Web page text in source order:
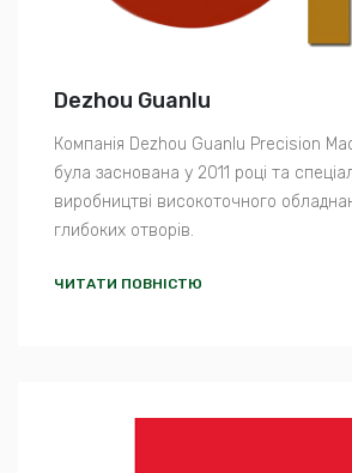
Dezhou Guanlu
Компанія Dezhou Guanlu Precision
була заснована у 2011 році та
виробництві високоточного
глибоких отворів.
ЧИТАТИ ПОВНІСТЮ